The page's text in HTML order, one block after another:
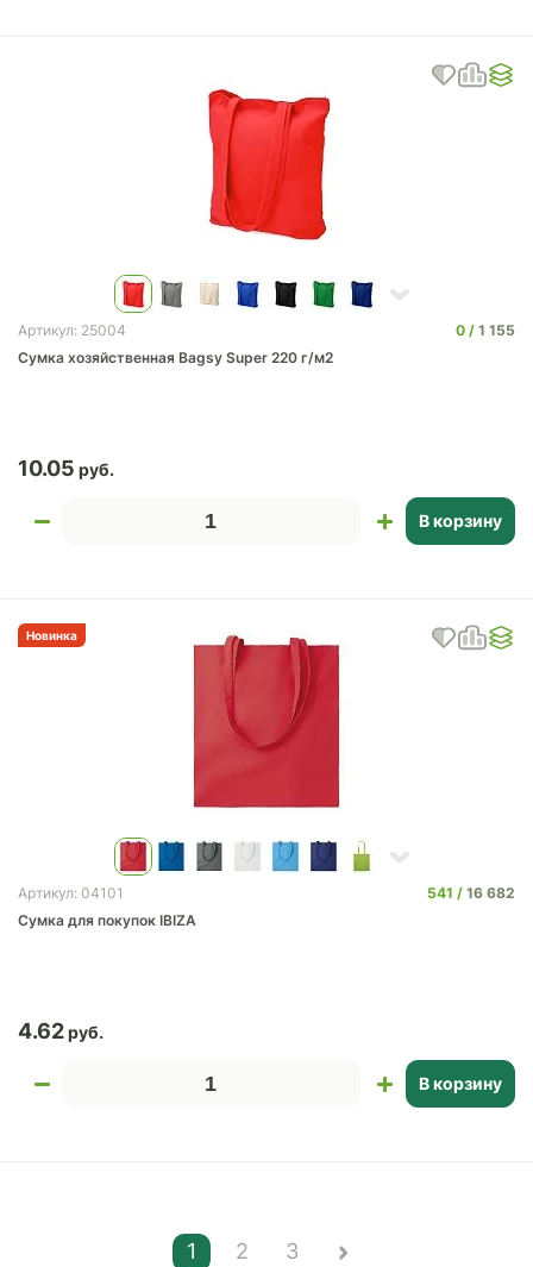
Артикул: 25004 0
1 155
Сумка хозяйственная Bagsy Super 220 г/м2
10.05
В корзину
Новинка
Артикул: 04101 541
16 682
Сумка для покупок IBIZA
4.62
В корзину
1 2 3